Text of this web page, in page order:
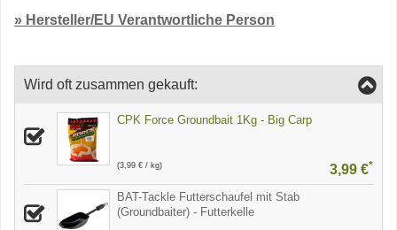
» Hersteller/EU Verantwortliche Person
Wird oft zusammen gekauft:
CPK Force Groundbait 1Kg - Big Carp
(3,99 € / kg) 3,99 €*
BAT-Tackle Futterschaufel mit Stab
(Groundbaiter) - Futterkelle